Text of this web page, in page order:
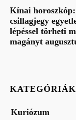
Kínai
csillagjegy
lépéssel törheti
magányt
KATEGÓRIÁK
Kuriózum